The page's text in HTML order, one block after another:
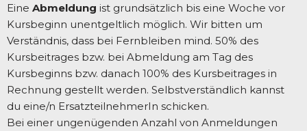
Eine Abmeldung ist grundsätzlich bis eine Woche vor
Kursbeginn unentgeltlich möglich. Wir bitten um
Verständnis, dass bei Fernbleiben mind. 50% des
Kursbeitrages bzw. bei Abmeldung am Tag des
Kursbeginns bzw. danach 100% des Kursbeitrages in
Rechnung gestellt werden. Selbstverständlich kannst
du eine/n ErsatzteilnehmerIn schicken.
Bei einer ungenügenden Anzahl von Anmeldungen